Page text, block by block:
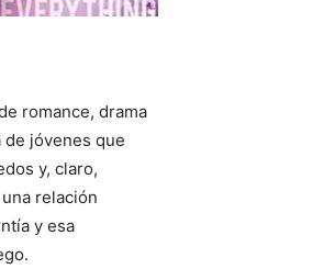
romance, drama
de jóvenes que
y, claro,
relación
y esa